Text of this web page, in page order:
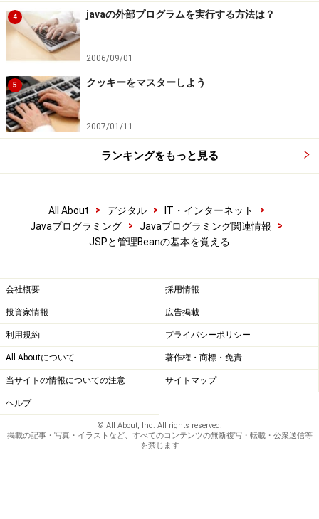
4 javaの外部プログラムを実行する方法は？
2006/09/01
5 クッキーをマスターしよう
2007/01/11
ランキングをもっと見る
All About > デジタル > IT・インターネット
>
Javaプログラミング
> Javaプログラミング関連情報
>
JSPと管理Beanの基本を覚える
会社概要 採用情報
投資家情報 広告掲載
利用規約 プライバシーポリシー
All Aboutについて 著作権・商標・免責
当サイトの情報についての注意 サイトマップ
ヘルプ
© All About, Inc. All rights reserved.
掲載の記事・写真・イラストなど、すべてのコンテンツの無断複写・転載・公衆送信等
を禁じます